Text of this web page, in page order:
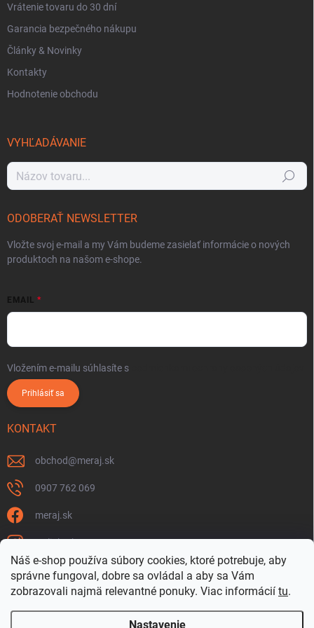
Náš e-shop používa súbory cookies, ktoré potrebuje, aby
správne fungoval, dobre sa ovládal a aby sa Vám
zobrazovali najmä relevantné ponuky. Viac informácií tu.
Nastavenie
Vrátenie tovaru do 30 dní
Garancia bezpečného nákupu
Články & Novinky
Kontakty
Hodnotenie obchodu
VYHĽADÁVANIE
Hľadať
ODOBERAŤ NEWSLETTER
Vložte svoj e-mail a my Vám budeme zasielať informácie o nových
produktoch na našom e-shope.
EMAIL
Vložením e-mailu súhlasíte s
Prihlásiť sa
KONTAKT
obchod@meraj.sk
0907 762 069
meraj.sk
m_link_sk
https://www.youtube.com/@meraj-sk
@m_link_sk